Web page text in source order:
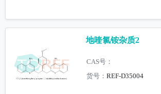
地喹氯铵杂质2
CAS号：
货号：REF-D35004